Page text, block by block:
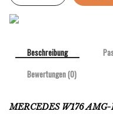
Beschreibung
Bewertungen (0)
MERCEDES W176